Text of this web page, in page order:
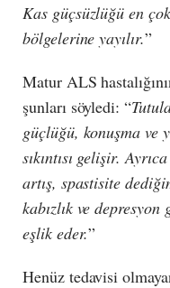
Kas güçsüzlüğü en
bölgelerine yayılır.”
Matur ALS
şunları söyledi: “
güçlüğü, konuşma ve
sıkıntısı gelişir.
artış, spastisite
kabızlık ve
eşlik eder.”
Henüz tedavisi